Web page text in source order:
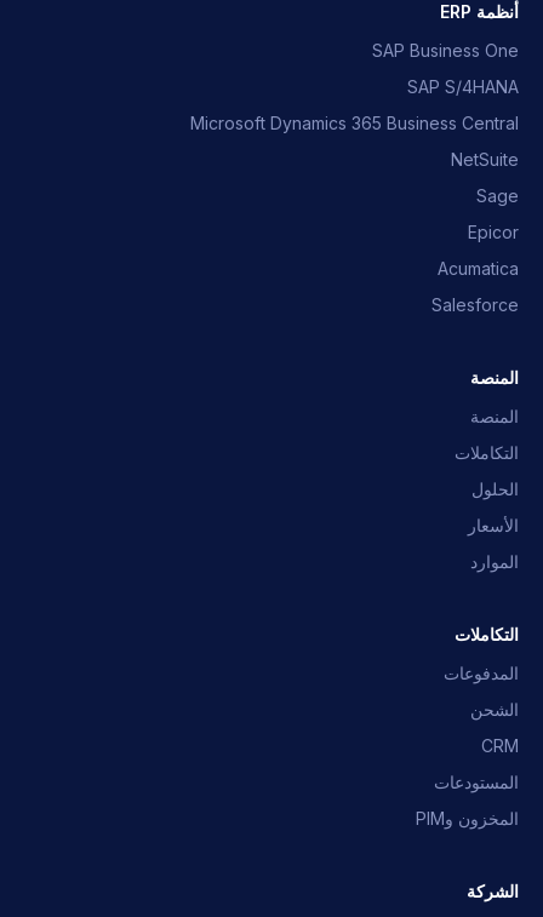
أنظمة ERP
SAP Business One
SAP S/4HANA
Microsoft Dynamics 365 Business Central
NetSuite
Sage
Epicor
Acumatica
Salesforce
المنصة
المنصة
التكاملات
الحلول
الأسعار
الموارد
التكاملات
المدفوعات
الشحن
CRM
المستودعات
المخزون وPIM
الشركة